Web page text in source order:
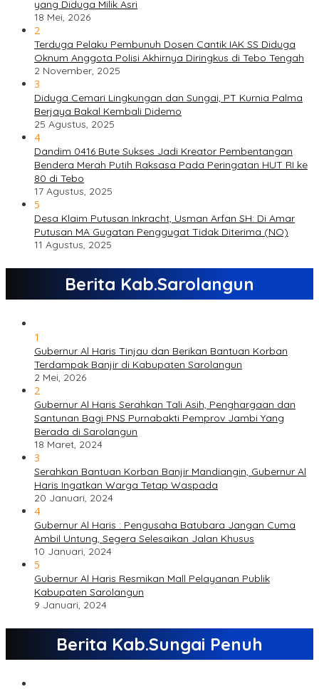
yang Diduga Milik Asri
18 Mei, 2026
2
Terduga Pelaku Pembunuh Dosen Cantik IAK SS Diduga
Oknum Anggota Polisi Akhirnya Diringkus di Tebo Tengah
2 November, 2025
3
Diduga Cemari Lingkungan dan Sungai, PT Kurnia Palma
Berjaya Bakal Kembali Didemo
25 Agustus, 2025
4
Dandim 0416 Bute Sukses Jadi Kreator Pembentangan
Bendera Merah Putih Raksasa Pada Peringatan HUT RI ke
80 di Tebo
17 Agustus, 2025
5
Desa Klaim Putusan Inkracht, Usman Arfan SH: Di Amar
Putusan MA Gugatan Penggugat Tidak Diterima (NO)
11 Agustus, 2025
Berita Kab.Sarolangun
1
Gubernur Al Haris Tinjau dan Berikan Bantuan Korban
Terdampak Banjir di Kabupaten Sarolangun
2 Mei, 2026
2
Gubernur Al Haris Serahkan Tali Asih, Penghargaan dan
Santunan Bagi PNS Purnabakti Pemprov Jambi Yang
Berada di Sarolangun
18 Maret, 2024
3
Serahkan Bantuan Korban Banjir Mandiangin, Gubernur Al
Haris Ingatkan Warga Tetap Waspada
20 Januari, 2024
4
Gubernur Al Haris : Pengusaha Batubara Jangan Cuma
Ambil Untung, Segera Selesaikan Jalan Khusus
10 Januari, 2024
5
Gubernur Al Haris Resmikan Mall Pelayanan Publik
Kabupaten Sarolangun
9 Januari, 2024
Berita Kab.Sungai Penuh